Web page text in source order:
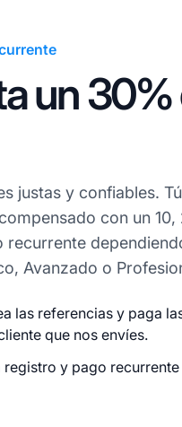
un
justas y confiables.
con un
Avanzado o
las referencias y paga
que nos envíes.
registro y pago